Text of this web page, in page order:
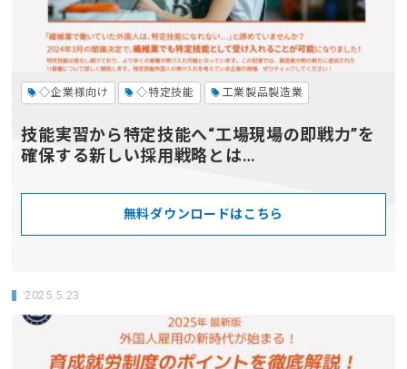
◇企業様向け ◇特定技能 工業製品製造業
技能実習から特定技能へ“工場現場の即戦力”を
確保する新しい採用戦略とは…
無料ダウンロードはこちら
2025.5.23